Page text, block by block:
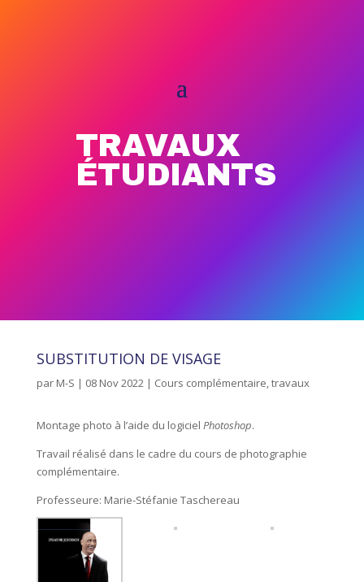
TRAVAUX
ÉTUDIANTS
SUBSTITUTION DE VISAGE
par M-S | 08 Nov 2022| Cours complémentaire,travaux
Montage photo à l’aide du logiciel Photoshop.
Travail réalisé dans le cadre du cours de photographie
complémentaire.
Professeure: Marie-Stéfanie Taschereau